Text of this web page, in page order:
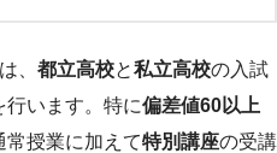
、 都立高校と私立高校の入試
います。特に偏差値60以上
常授業に加えて特別講座の受講